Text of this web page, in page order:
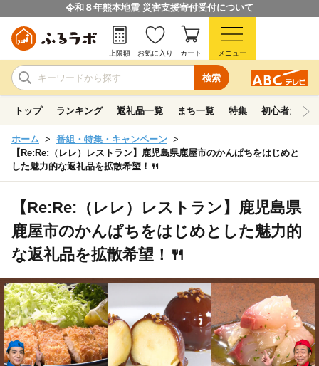
令和８年熊本地震 災害支援寄付受付について
検索
上限額 お気に入り カート メニュー
トップ ランキング 返礼品一覧 まち一覧 特集 初心者ガイド
ホーム
番組・特集・キャンペーン
【Re:Re:（レレ）レストラン】鹿児島県鹿屋市のかんぱちをはじめと
した魅力的な返礼品を拡散希望！🍴
【Re:Re:（レレ）レストラン】鹿児島県
鹿屋市のかんぱちをはじめとした魅力的
な返礼品を拡散希望！🍴